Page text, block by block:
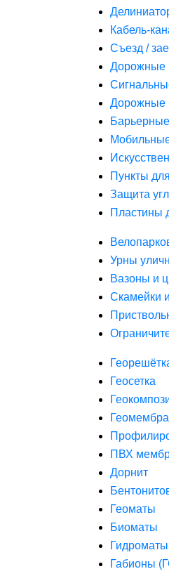
Кабель-
Съезд /
Дорожные
Дорожные
Пункты
Защита
Пластины
Урны
Вазоны и
Скамейки
Геосетка
ПВХ
Дорнит
Геоматы
Биоматы
Гидроматы
Габионы